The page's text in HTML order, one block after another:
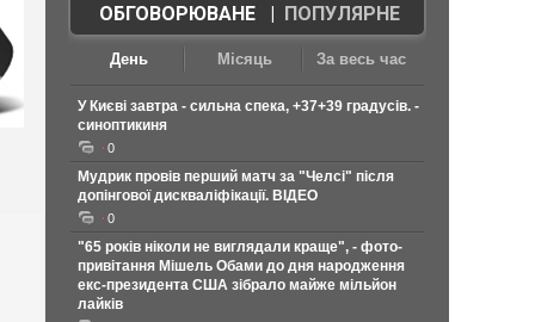
ОБГОВОРЮВАНЕ| ПОПУЛЯРНЕ
День Місяць За весь час
У Києві завтра - сильна спека, +37+39 градусів. -
синоптикиня
0
Мудрик провів перший матч за "Челсі" після
допінгової дискваліфікації. ВІДЕО
0
"65 років ніколи не виглядали краще", - фото-
привітання Мішель Обами до дня народження
екс-президента США зібрало майже мільйон
лайків